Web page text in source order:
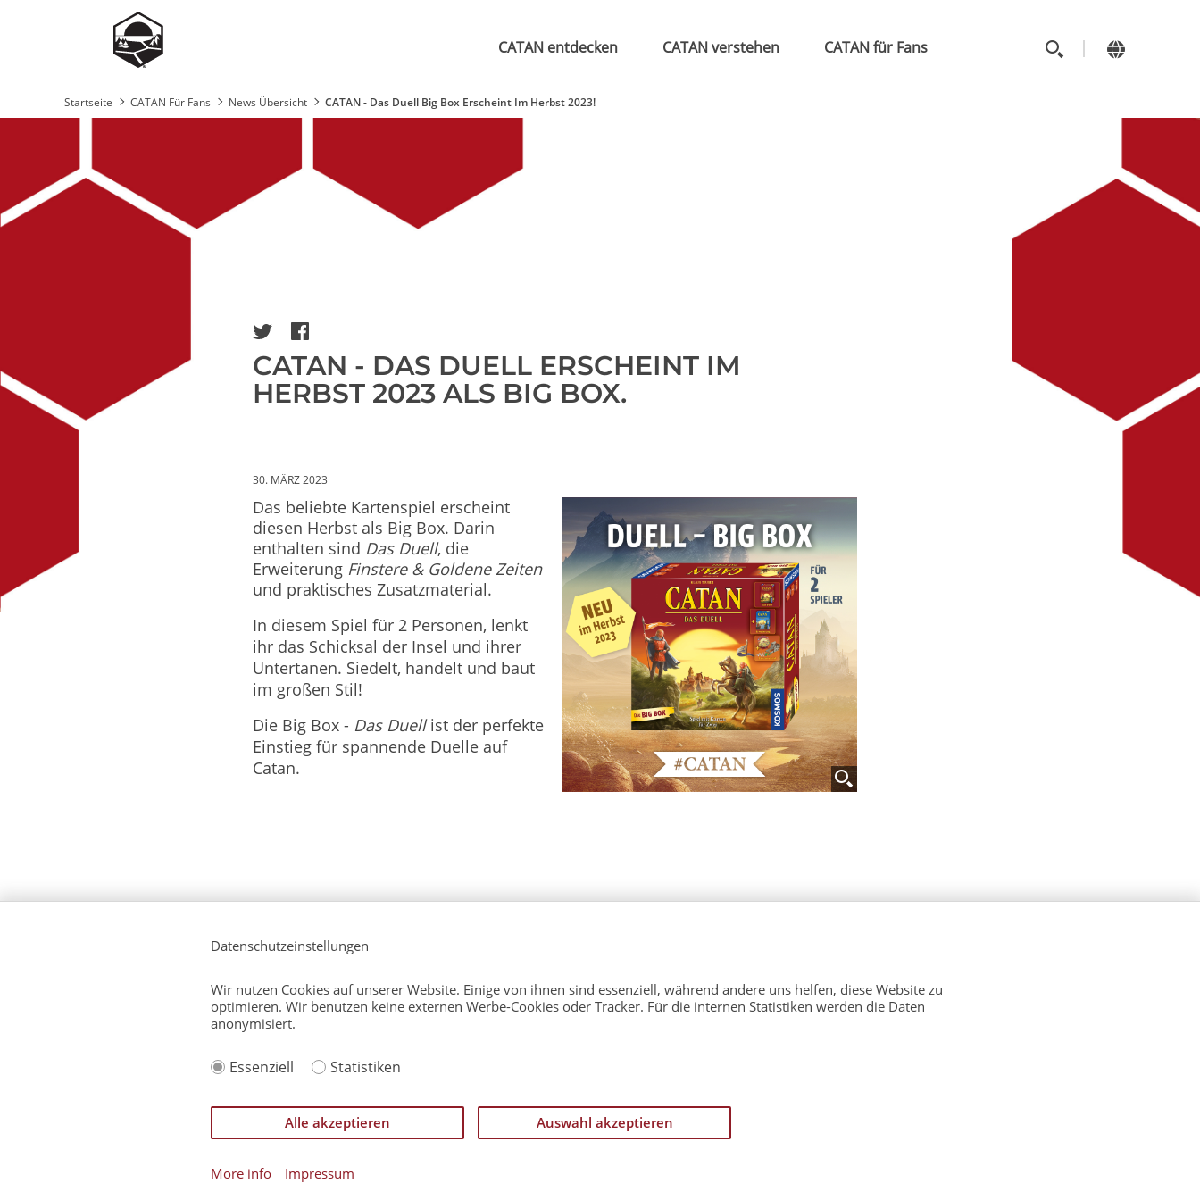
Datenschutzeinstellungen
Wir nutzen Cookies auf unserer Website. Einige von ihnen sind essenziell, während andere uns helfen, diese Website zu
optimieren. Wir benutzen keine externen Werbe-Cookies oder Tracker. Für die internen Statistiken werden die Daten
anonymisiert.
Essenziell Statistiken
Alle akzeptieren
Einverständniserklärung zurückziehen Auswahl akzeptieren
More info Impressum
CATAN entdecken CATAN verstehen CATAN für Fans
Pfadnavigation
Startseite CATAN Für Fans News Übersicht CATAN - Das Duell Big Box Erscheint Im Herbst 2023!
CATAN - DAS DUELL ERSCHEINT IM
HERBST 2023 ALS BIG BOX.
30. MÄRZ 2023
Das beliebte Kartenspiel erscheint
diesen Herbst als Big Box. Darin
enthalten sind Das Duell, die
Erweiterung Finstere & Goldene Zeiten
und praktisches Zusatzmaterial.
In diesem Spiel für 2 Personen, lenkt
ihr das Schicksal der Insel und ihrer
Untertanen. Siedelt, handelt und baut
im großen Stil!
Die Big Box - Das Duellist der perfekte
Einstieg für spannende Duelle auf
Catan.
Service (Deutsch) Service (Englisch)
Datenschutzerklärung Rechtlicher Hinweis ©CATAN GmbH 2026